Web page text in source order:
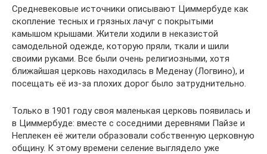
Средневековые источники описывают Циммербуде как
скопление тесных и грязных лачуг с покрытыми
камышом крышами. Жители ходили в неказистой
самодельной одежде, которую пряли, ткали и шили
своими руками. Все были очень религиозными, хотя
ближайшая церковь находилась в Меденау (Логвино), и
посещать её из-за плохих дорог было затруднительно.
Только в 1901 году своя маленькая церковь появилась и
в Циммербуде: вместе с соседними деревнями Пайзе и
Неплекен её жители образовали собственную церковную
общину. К этому времени селение выглядело уже